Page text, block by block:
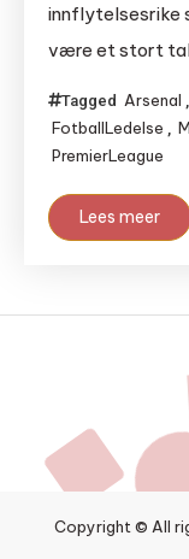
innflytelsesrike
være et stort
Tagged Arsenal ,
FotballLedelse ,
PremierLeague
Lees meer
Copyright © All